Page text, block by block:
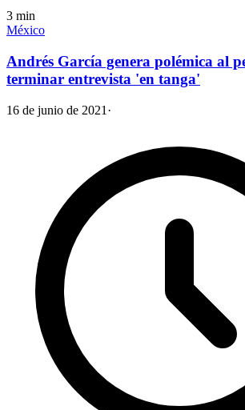
3 min
México
Andrés García genera polémica al
terminar entrevista 'en tanga'
16 de junio de 2021 ·